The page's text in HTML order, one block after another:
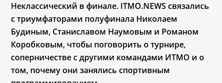
Неклассический в финале. ITMO.NEWS связались
с триумфаторами полуфинала Николаем
Будиным, Станиславом Наумовым и Романом
Коробковым, чтобы поговорить о турнире,
соперничестве с другими командами ИТМО и о
том, почему они занялись спортивным